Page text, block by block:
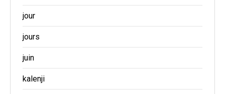
jour
jours
juin
kalenji